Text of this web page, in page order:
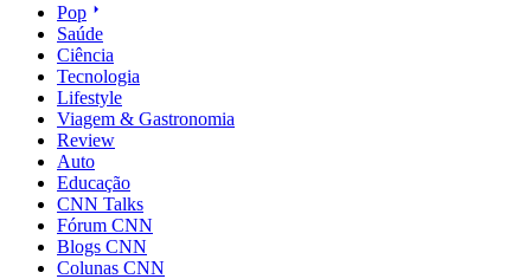
Pop
Saúde
Ciência
Tecnologia
Lifestyle
Viagem & Gastronomia
Review
Auto
Educação
CNN Talks
Fórum CNN
Blogs CNN
Colunas CNN